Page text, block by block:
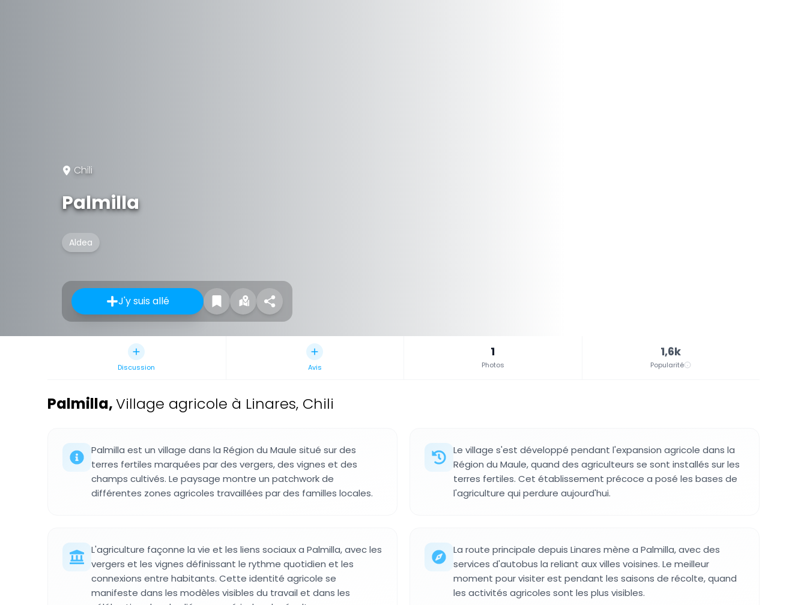
Chili
Palmilla
Aldea
J'y suis allé
Discussion Avis
1
Photos
1,6k
Popularité
Palmilla,Village agricole à Linares, Chili
Palmilla est un village dans la Région du Maule situé sur des
terres fertiles marquées par des vergers, des vignes et des
champs cultivés. Le paysage montre un patchwork de
différentes zones agricoles travaillées par des familles locales.
Le village s'est développé pendant l'expansion agricole dans la
Région du Maule, quand des agriculteurs se sont installés sur les
terres fertiles. Cet établissement précoce a posé les bases de
l'agriculture qui perdure aujourd'hui.
L'agriculture façonne la vie et les liens sociaux a Palmilla, avec les
vergers et les vignes définissant le rythme quotidien et les
connexions entre habitants. Cette identité agricole se
manifeste dans les modèles visibles du travail et dans les
La route principale depuis Linares mène a Palmilla, avec des
services d'autobus la reliant aux villes voisines. Le meilleur
moment pour visiter est pendant les saisons de récolte, quand
les activités agricoles sont les plus visibles.